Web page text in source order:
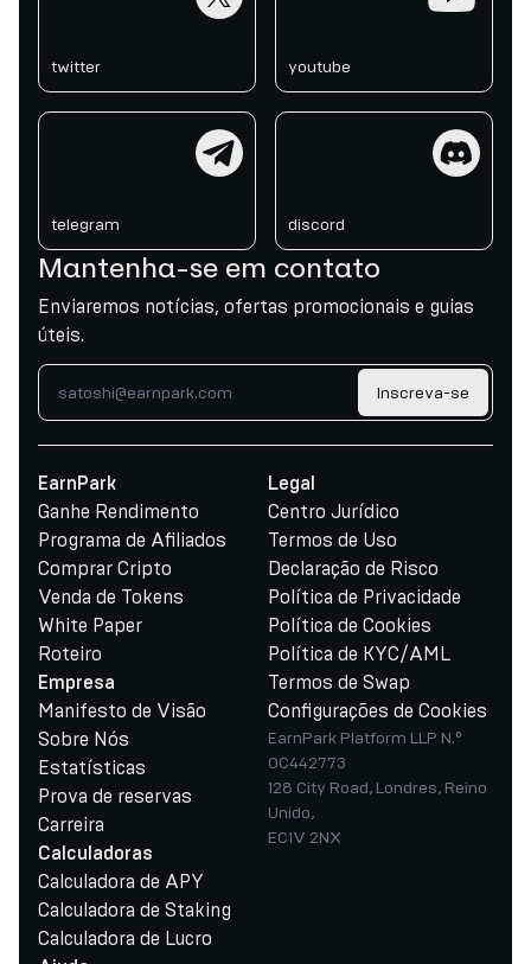
twitter youtube
telegram discord
Mantenha-se em contato
Enviaremos notícias, ofertas promocionais e guias
úteis.
Inscreva-se
EarnPark
Ganhe Rendimento
Programa de Afiliados
Comprar Cripto
Venda de Tokens
White Paper
Roteiro
Empresa
Manifesto de Visão
Sobre Nós
Estatísticas
Prova de reservas
Carreira
Calculadoras
Calculadora de APY
Calculadora de Staking
Calculadora de Lucro
Legal
Centro Jurídico
Termos de Uso
Declaração de Risco
Política de Privacidade
Política de Cookies
Política de KYC/AML
Termos de Swap
Configurações de Cookies
EarnPark Platform LLP N.º
OC442773
128 City Road, Londres, Reino
Unido,
EC1V 2NX